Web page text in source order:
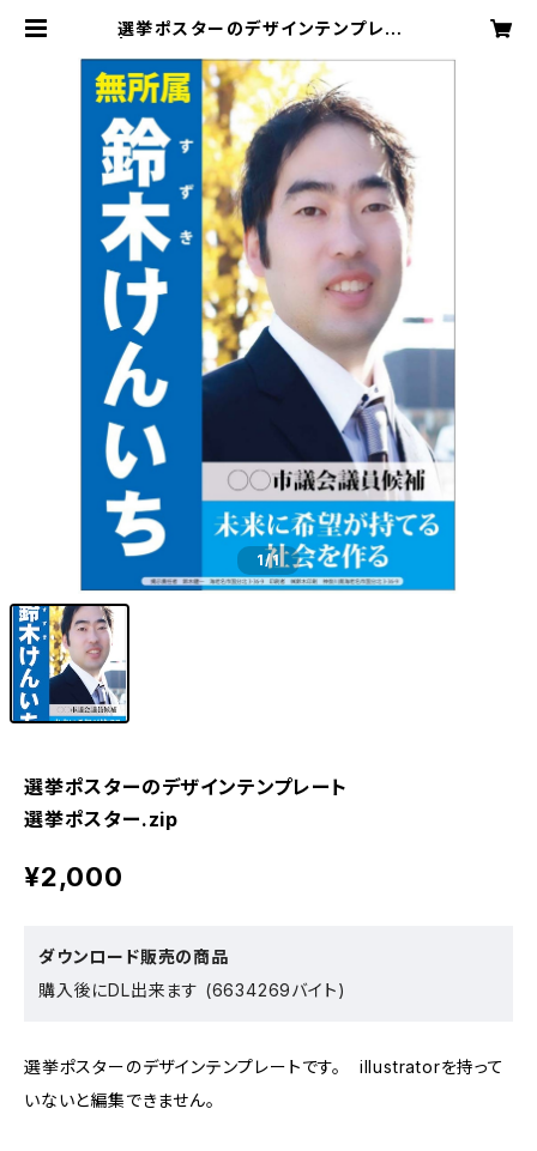
選挙ポスターのデザインテンプレート
ード販売 080-2266-0125
1/1
選挙ポスターのデザインテンプレート
選挙ポスター.zip
¥2,000
ダウンロード販売の商品
購入後にDL出来ます (6634269バイト)
選挙ポスターのデザインテンプレートです。 illustratorを持って
いないと編集できません。